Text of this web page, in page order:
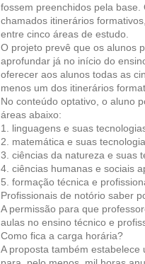
fossem preenchidos pela
chamados itinerários
entre cinco áreas de estudo.
O projeto prevê que os alunos
aprofundar já no início do
oferecer aos alunos todas as
menos um dos itinerários
No conteúdo optativo, o aluno
áreas abaixo:
1. linguagens e suas
2. matemática e suas
3. ciências da natureza e suas
4. ciências humanas e sociais
5. formação técnica e
Profissionais de notório saber
A permissão para que
aulas no ensino técnico e
Como fica a carga horária?
A proposta também